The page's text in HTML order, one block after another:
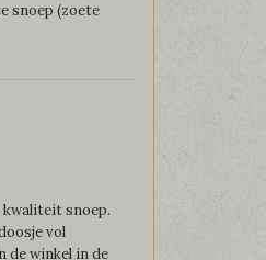
snoep (zoete
kwaliteit snoep.
vol
de winkel in de